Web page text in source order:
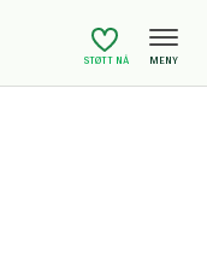
STØTT NÅ MENY